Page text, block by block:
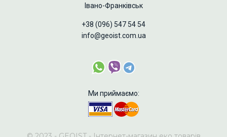
Івано-Франківськ
+38 (096) 547 54 54
info@geoist.com.ua
Ми приймаємо: